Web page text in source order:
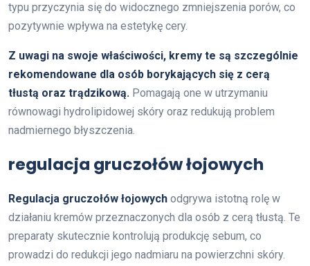
typu przyczynia się do widocznego zmniejszenia porów, co
pozytywnie wpływa na estetykę cery.
Z uwagi na swoje właściwości, kremy te są szczególnie
rekomendowane dla osób borykających się z cerą
tłustą oraz trądzikową. Pomagają one w utrzymaniu
równowagi hydrolipidowej skóry oraz redukują problem
nadmiernego błyszczenia.
regulacja gruczołów łojowych
Regulacja gruczołów łojowych odgrywa istotną rolę w
działaniu kremów przeznaczonych dla osób z cerą tłustą. Te
preparaty skutecznie kontrolują produkcję sebum, co
prowadzi do redukcji jego nadmiaru na powierzchni skóry.